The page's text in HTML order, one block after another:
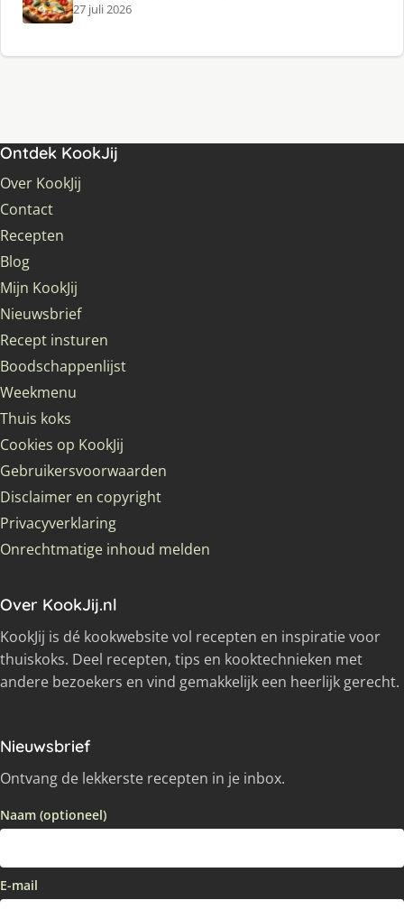
27 juli 2026
Ontdek KookJij
Over KookJij
Contact
Recepten
Blog
Mijn KookJij
Nieuwsbrief
Recept insturen
Boodschappenlijst
Weekmenu
Thuis koks
Cookies op KookJij
Gebruikersvoorwaarden
Disclaimer en copyright
Privacyverklaring
Onrechtmatige inhoud melden
Over KookJij.nl
KookJij is dé kookwebsite vol recepten en inspiratie voor
thuiskoks. Deel recepten, tips en kooktechnieken met
andere bezoekers en vind gemakkelijk een heerlijk gerecht.
Nieuwsbrief
Ontvang de lekkerste recepten in je inbox.
Naam (optioneel)
E-mail